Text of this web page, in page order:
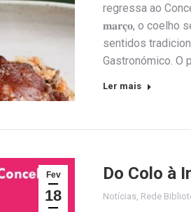
regressa ao
𝐦𝐚𝐫𝐜̧𝐨, o coelho
sentidos
Gastronómico. O
Ler mais
Fev
18
Do Colo à
Notícias, Rede